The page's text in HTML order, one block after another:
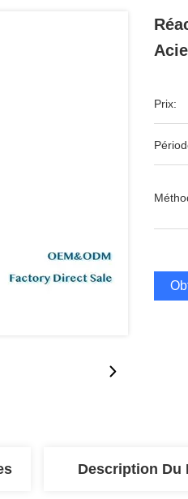
Prix:
Description Du